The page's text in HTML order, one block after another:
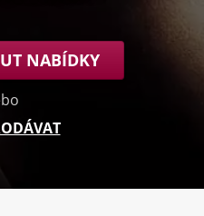
NABÍDKY